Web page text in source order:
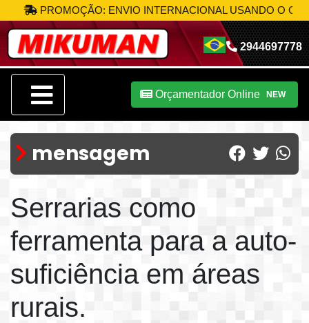
PROMOÇÃO: ENVIO INTERNACIONAL USANDO O CÓDIGO
2944697778
Orçamentador Online NEW
mensagem
Serrarias como
ferramenta para a auto-
suficiência em áreas
rurais.